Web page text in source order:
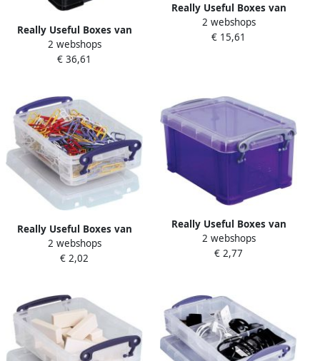
Really Useful Boxes van
stevig kunststof | VindiQ
Really Useful Box
2 webshops
€ 36,61
Really Useful Boxes van
stevig kunststof | VindiQ
Really Useful Box
2 webshops
€ 15,61
Really Useful Boxes van
stevig kunststof | VindiQ
Really Useful Box 0 35 liter
2 webshops
€ 2,02
Really Useful Boxes van
stevig kunststof | VindiQ
Really Useful Box 0 7 liter
2 webshops
€ 2,77